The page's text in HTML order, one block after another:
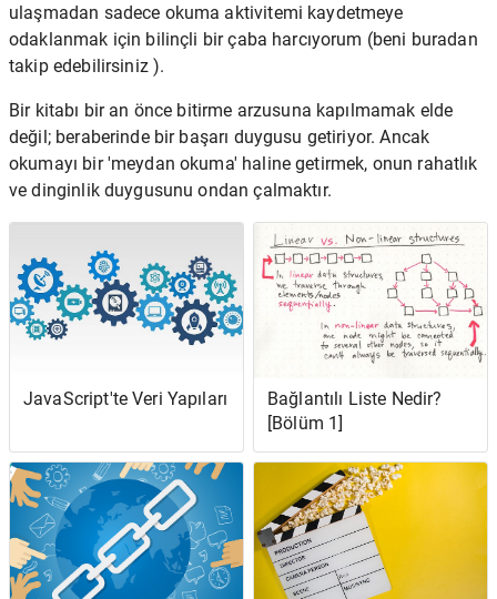
ulaşmadan sadece okuma aktivitemi kaydetmeye
odaklanmak için bilinçli bir çaba harcıyorum (beni buradan
takip edebilirsiniz ).
Bir kitabı bir an önce bitirme arzusuna kapılmamak elde
değil; beraberinde bir başarı duygusu getiriyor. Ancak
okumayı bir 'meydan okuma' haline getirmek, onun rahatlık
ve dinginlik duygusunu ondan çalmaktır.
JavaScript'te Veri Yapıları
Bağlantılı Liste Nedir?
[Bölüm 1]